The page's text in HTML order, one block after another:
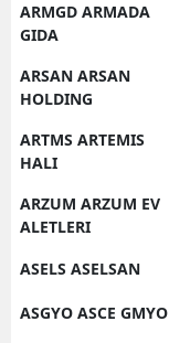
ARMGD ARMADA
GIDA
ARSAN ARSAN
HOLDING
ARTMS ARTEMIS
HALI
ARZUM ARZUM EV
ALETLERI
ASELS ASELSAN
ASGYO ASCE GMYO